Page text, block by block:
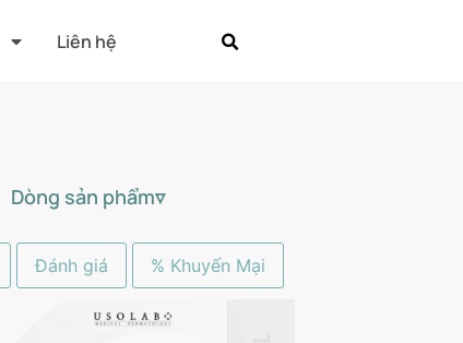
Liên hệ
Dòng sản phẩm▿
Đánh giá % Khuyến Mại